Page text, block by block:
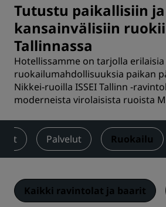
Tutustu paikallisiin ja
kansainvälisiin
Tallinnassa
Hotellissamme on tarjolla
ruokailumahdollisuuksia paikan
Nikkei-ruoilla ISSEI Tallinn -
moderneista virolaisista ruoista
Palvelut Ruokailu
Kaikki ravintolat ja baarit